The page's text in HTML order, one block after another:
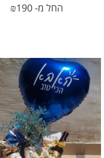
החל מ- ₪190